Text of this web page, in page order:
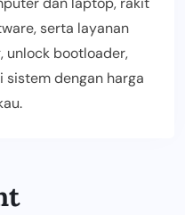
serta layanan
unlock bootloader,
sistem dengan harga